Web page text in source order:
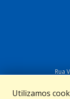
Rua
Utilizamos